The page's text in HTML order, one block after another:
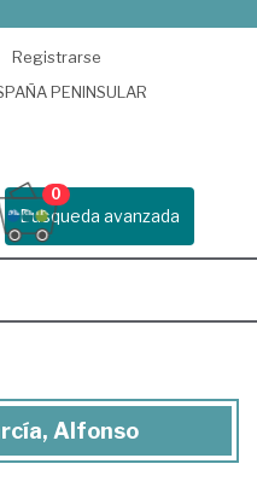
Registrarse
PENINSULAR
Busqueda avanzada
0
Alfonso